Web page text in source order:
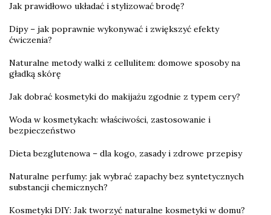
Jak prawidłowo układać i stylizować brodę?
Dipy – jak poprawnie wykonywać i zwiększyć efekty
ćwiczenia?
Naturalne metody walki z cellulitem: domowe sposoby na
gładką skórę
Jak dobrać kosmetyki do makijażu zgodnie z typem cery?
Woda w kosmetykach: właściwości, zastosowanie i
bezpieczeństwo
Dieta bezglutenowa – dla kogo, zasady i zdrowe przepisy
Naturalne perfumy: jak wybrać zapachy bez syntetycznych
substancji chemicznych?
Kosmetyki DIY: Jak tworzyć naturalne kosmetyki w domu?